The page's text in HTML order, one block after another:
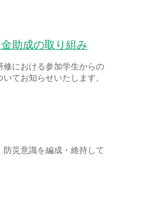
助成の取り組み
における参加学生からの
てお知らせいたします。
災意識を編成・維持して